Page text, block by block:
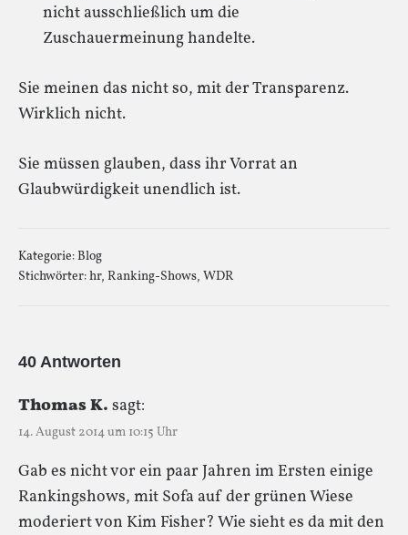
nicht ausschließlich um die
Zuschauermeinung handelte.
Sie meinen das nicht so, mit der Transparenz.
Wirklich nicht.
Sie müssen glauben, dass ihr Vorrat an
Glaubwürdigkeit unendlich ist.
Kategorie:Blog
Stichwörter:hr, Ranking-Shows, WDR
40 Antworten
Thomas K. sagt:
14. August 2014 um 10:15 Uhr
Gab es nicht vor ein paar Jahren im Ersten einige
Rankingshows, mit Sofa auf der grünen Wiese
moderiert von Kim Fisher? Wie sieht es da mit den